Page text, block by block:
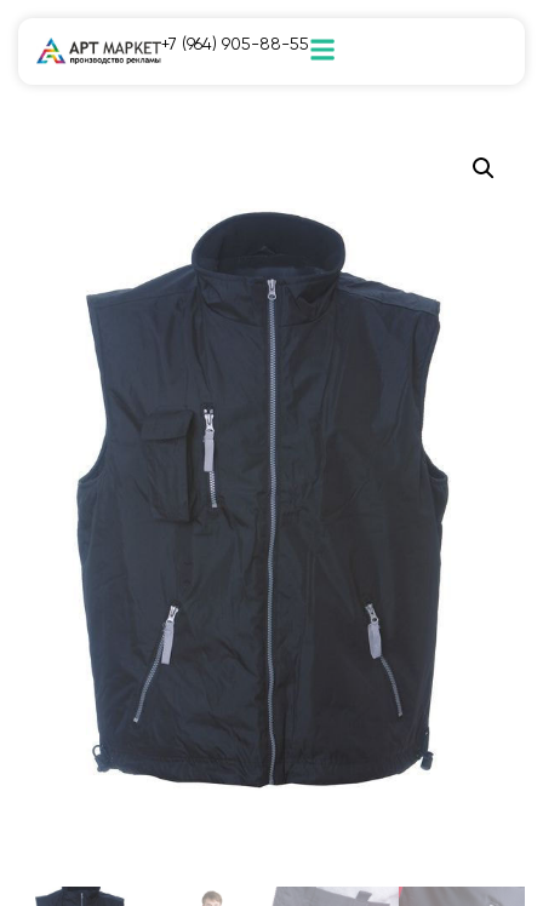
+7 (964) 905-88-55